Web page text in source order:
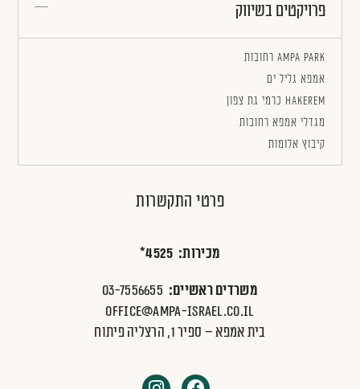
פרויקטים בשיווק
AMPA PARK רחובות
אמפא גליל ים
HAKEREM כרמי גת צפון
מגדלי אמפא רחובות
קיבוץ אלומות
פרטי התקשרות
מכירות: 4525*
משרדים ראשיים:
office@ampa-israel.co.il
בית אמפא – ספיר 1, הרצליה פיתוח